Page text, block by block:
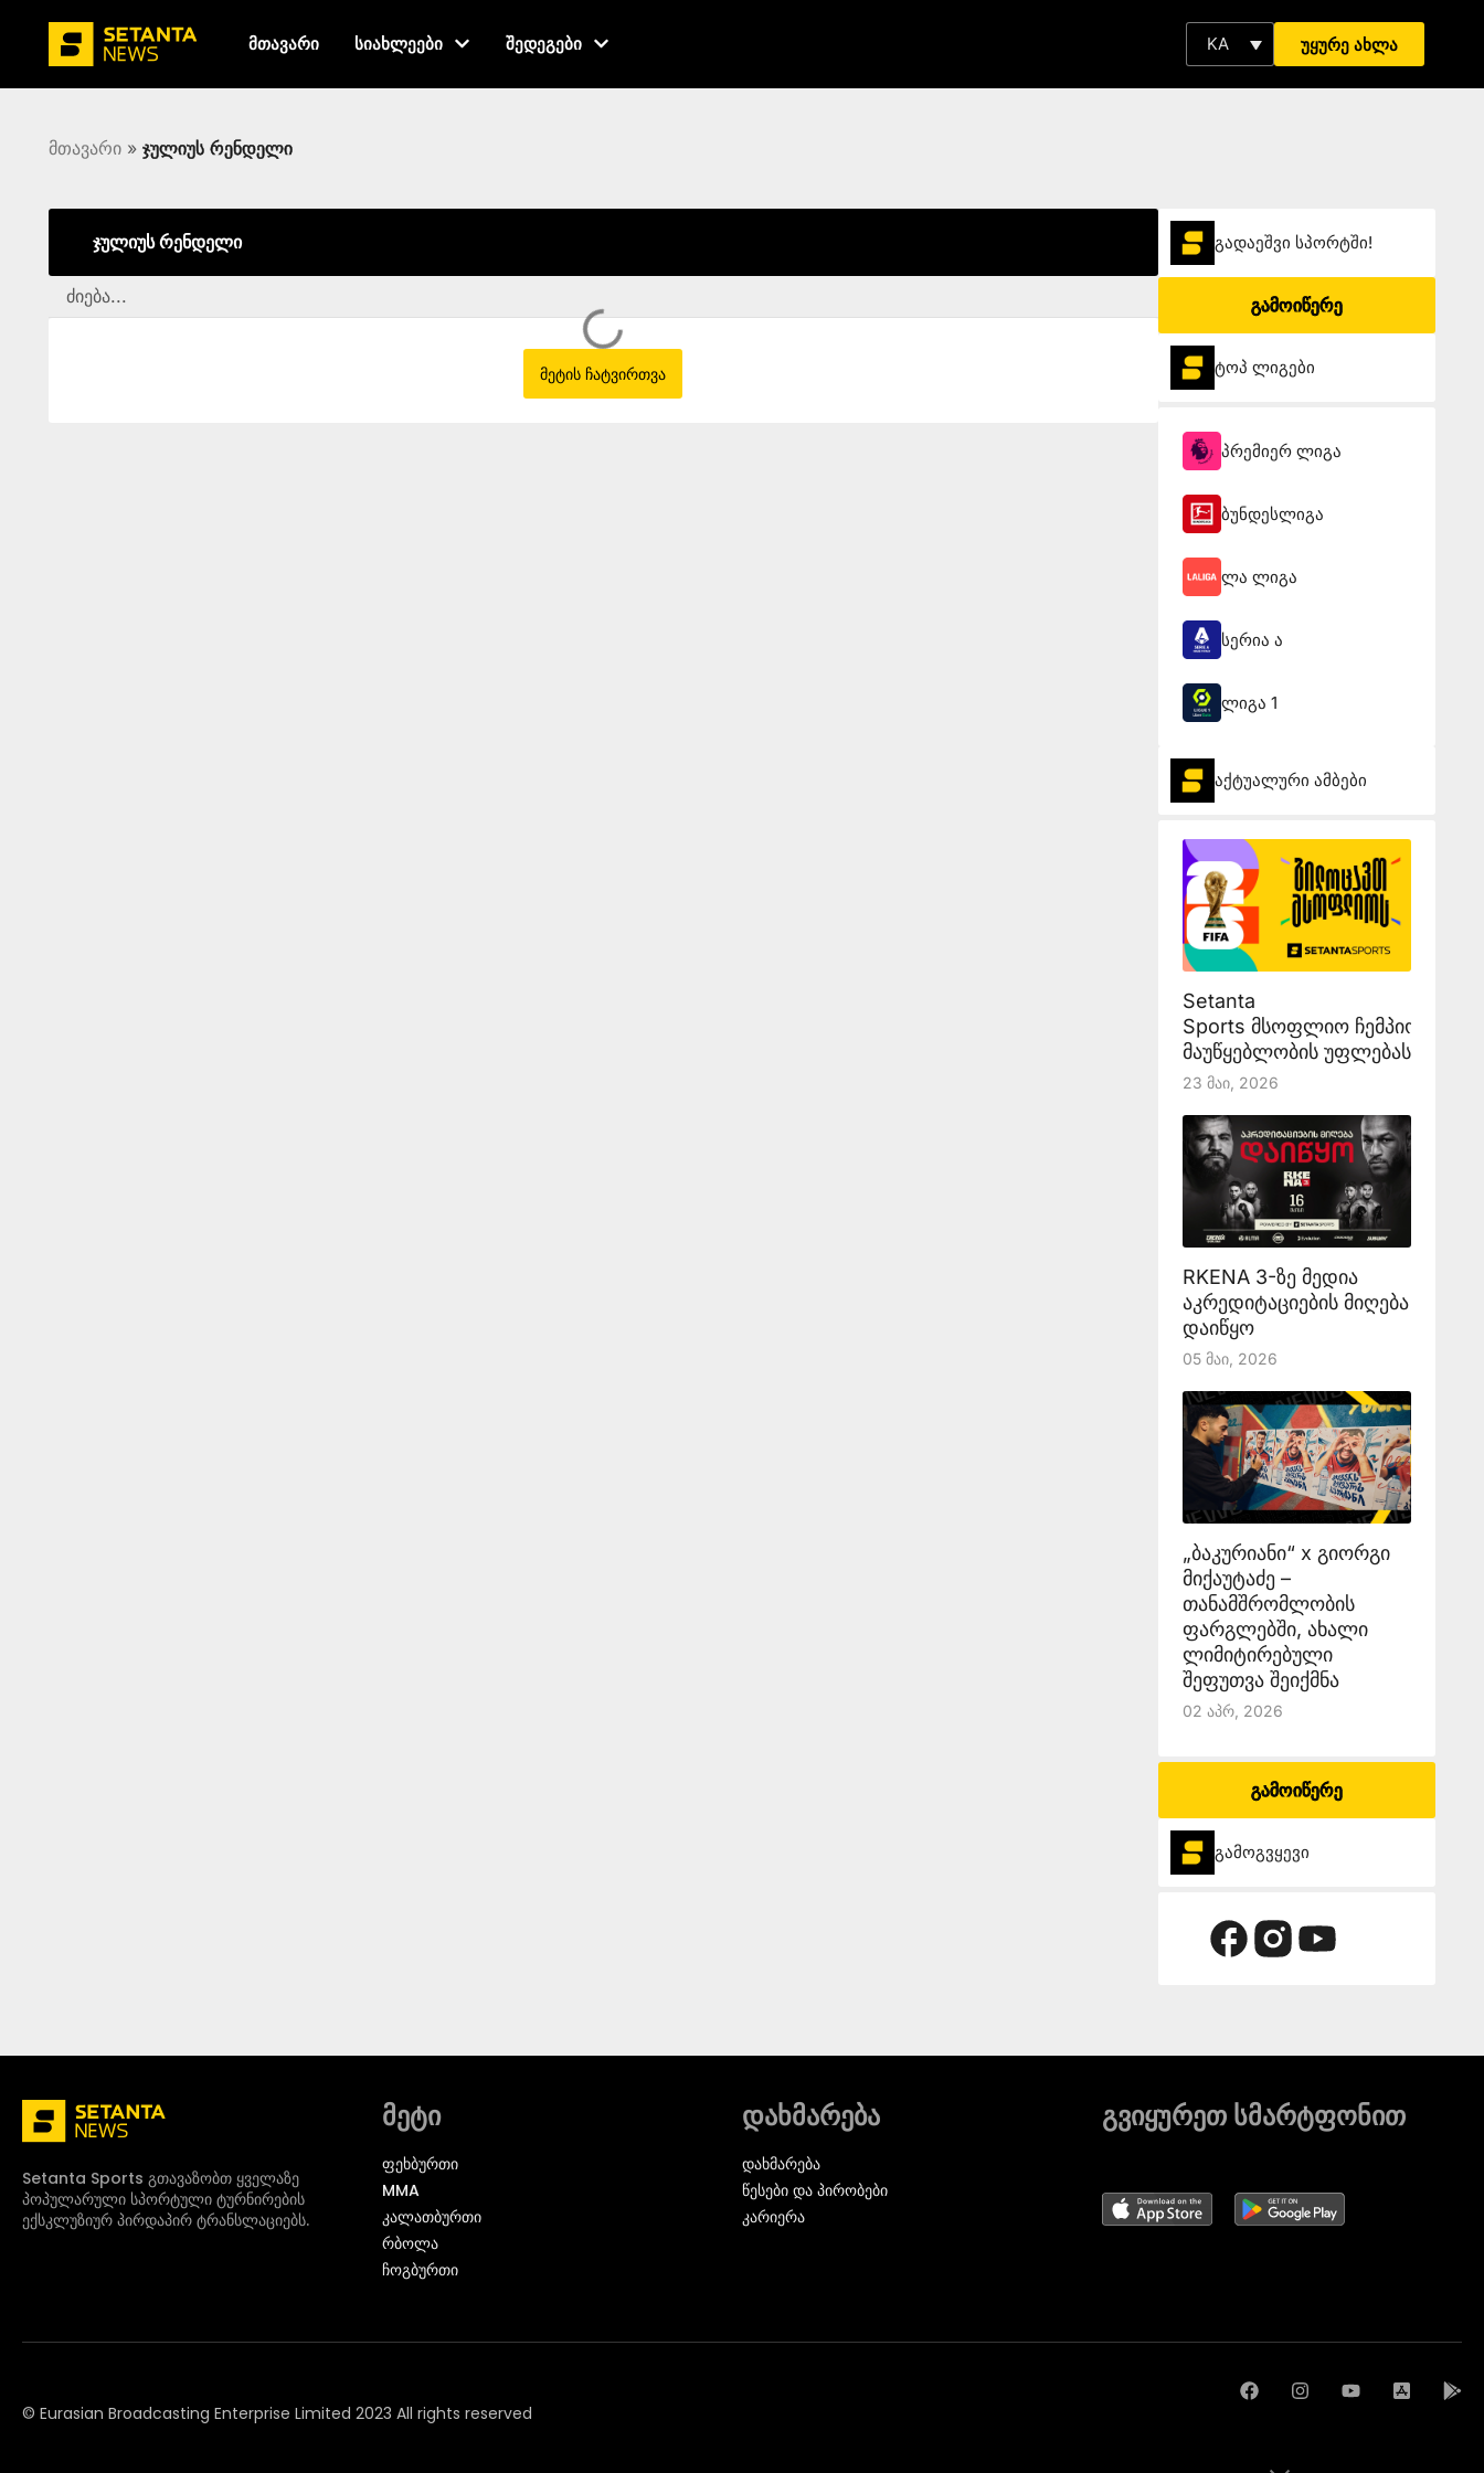
მთავარი სიახლეები შედეგები KA უყურე ახლა
მთავარი » ჯულიუს რენდელი
ჯულიუს რენდელი
მეტის ჩატვირთვა
გადაეშვი სპორტში!
გამოიწერე
ტოპ ლიგები
პრემიერ ლიგა
ბუნდესლიგა
ლა ლიგა
სერია ა
ლიგა 1
აქტუალური ამბები
Setanta
Sports მსოფლიო ჩემპიონატის
მაუწყებლობის უფლებას
23 Მაი, 2026
RKENA 3-ზე მედია
აკრედიტაციების მიღება
დაიწყო
05 Მაი, 2026
„ბაკურიანი“ x გიორგი
მიქაუტაძე –
თანამშრომლობის
ფარგლებში, ახალი
ლიმიტირებული
შეფუთვა შეიქმნა
02 Აპრ, 2026
გამოიწერე
გამოგვყევი
Setanta Sports გთავაზობთ ყველაზე
პოპულარული სპორტული ტურნირების
ექსკლუზიურ პირდაპირ ტრანსლაციებს.
მეტი
ᲤᲔᲮᲑᲣᲠᲗᲘ
MMA
ᲙᲐᲚᲐᲗᲑᲣᲠᲗᲘ
ᲠᲑᲝᲚᲐ
ᲩᲝᲒᲑᲣᲠᲗᲘ
დახმარება
დახმარება
წესები და პირობები
კარიერა
გვიყურეთ სმარტფონით
© Eurasian Broadcasting Enterprise Limited 2023 All rights reserved